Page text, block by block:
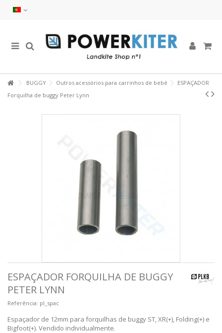
BUGGY Outros acessórios para carrinhos de bebé
ESPAÇADOR
Forquilha de buggy Peter Lynn
ESPAÇADOR FORQUILHA DE BUGGY
PETER LYNN
Referência: pl_spac
Espaçador de 12mm para forquilhas de buggy ST, XR(+), Folding(+) e
Bigfoot(+). Vendido individualmente.